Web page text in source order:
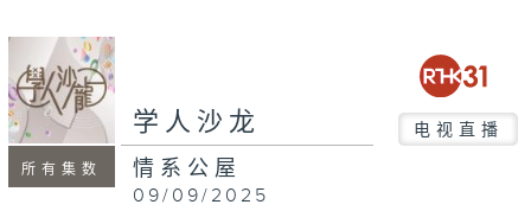
minutes,
seconds
所有集数
学人沙龙 电视直播
情系公屋
09/09/2025